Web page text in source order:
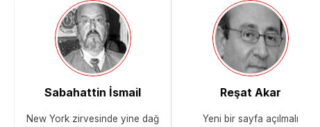
Sabahattin İsmail
New York zirvesinde yine dağ
Reşat Akar
Yeni bir sayfa açılmalı